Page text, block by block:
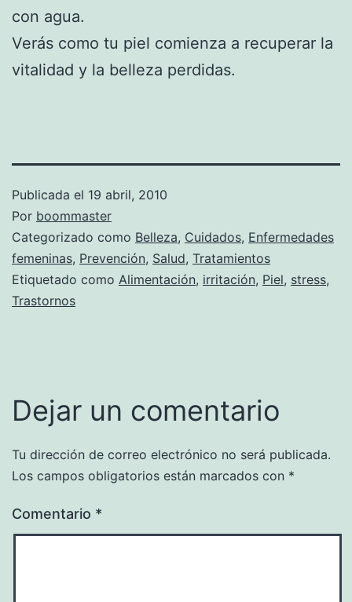
con agua.
Verás como tu piel comienza a recuperar la
vitalidad y la belleza perdidas.
Publicada el 19 abril, 2010
Por boommaster
Categorizado como Belleza, Cuidados, Enfermedades
femeninas, Prevención, Salud, Tratamientos
Etiquetado como Alimentación, irritación, Piel, stress,
Trastornos
Dejar un comentario
Tu dirección de correo electrónico no será publicada.
Los campos obligatorios están marcados con *
Comentario *